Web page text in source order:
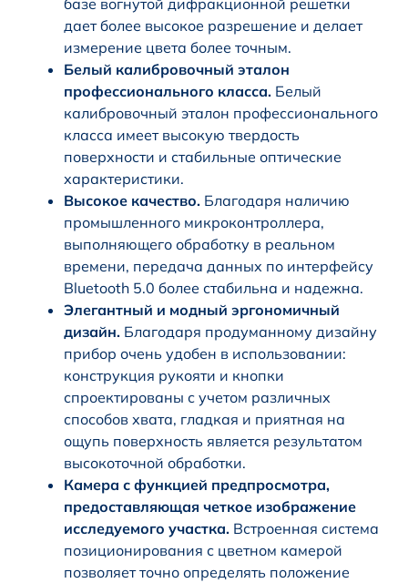
дает более высокое разрешение и делает
измерение цвета более точным.
Белый калибровочный эталон
профессионального класса. Белый
калибровочный эталон профессионального
класса имеет высокую твердость
поверхности и стабильные оптические
характеристики.
Высокое качество. Благодаря наличию
промышленного микроконтроллера,
выполняющего обработку в реальном
времени, передача данных по интерфейсу
Bluetooth 5.0 более стабильна и надежна.
Элегантный и модный эргономичный
дизайн. Благодаря продуманному дизайну
прибор очень удобен в использовании:
конструкция рукояти и кнопки
спроектированы с учетом различных
способов хвата, гладкая и приятная на
ощупь поверхность является результатом
высокоточной обработки.
Камера с функцией предпросмотра,
предоставляющая четкое изображение
исследуемого участка. Встроенная система
позиционирования с цветном камерой
позволяет точно определять положение